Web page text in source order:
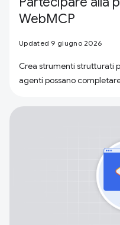
WebMCP
Updated 9 giugno 2026
Crea strumenti strutturati
agenti possano